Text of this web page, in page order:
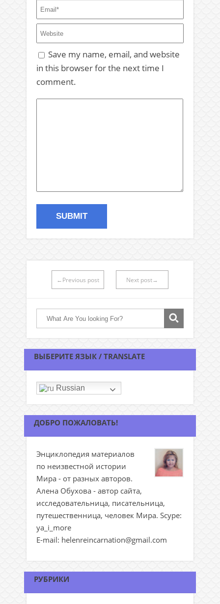
Save my name, email, and website
in this browser for the next time I
comment.
←Previous post Next post→
ВЫБЕРИТЕ ЯЗЫК / TRANSLATE
Russian
ДОБРО ПОЖАЛОВАТЬ!
Энциклопедия материалов
по неизвестной истории
Мира - от разных авторов.
Алена Обухова - автор сайта,
исследовательница, писательница,
путешественница, человек Мира. Scype:
ya_i_more
E-mail: helenreincarnation@gmail.com
РУБРИКИ